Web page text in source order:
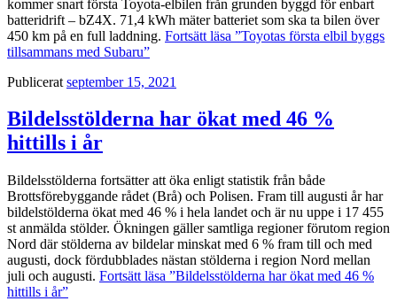
kommer snart första Toyota-elbilen från grunden byggd för enbart
batteridrift – bZ4X. 71,4 kWh mäter batteriet som ska ta bilen över
450 km på en full laddning. Fortsätt läsa ”Toyotas första elbil byggs
tillsammans med Subaru”
Publicerat september 15, 2021
Bildelsstölderna har ökat med 46 %
hittills i år
Bildelsstölderna fortsätter att öka enligt statistik från både
Brottsförebyggande rådet (Brå) och Polisen. Fram till augusti år har
bildelstölderna ökat med 46 % i hela landet och är nu uppe i 17 455
st anmälda stölder. Ökningen gäller samtliga regioner förutom region
Nord där stölderna av bildelar minskat med 6 % fram till och med
augusti, dock fördubblades nästan stölderna i region Nord mellan
juli och augusti. Fortsätt läsa ”Bildelsstölderna har ökat med 46 %
hittills i år”